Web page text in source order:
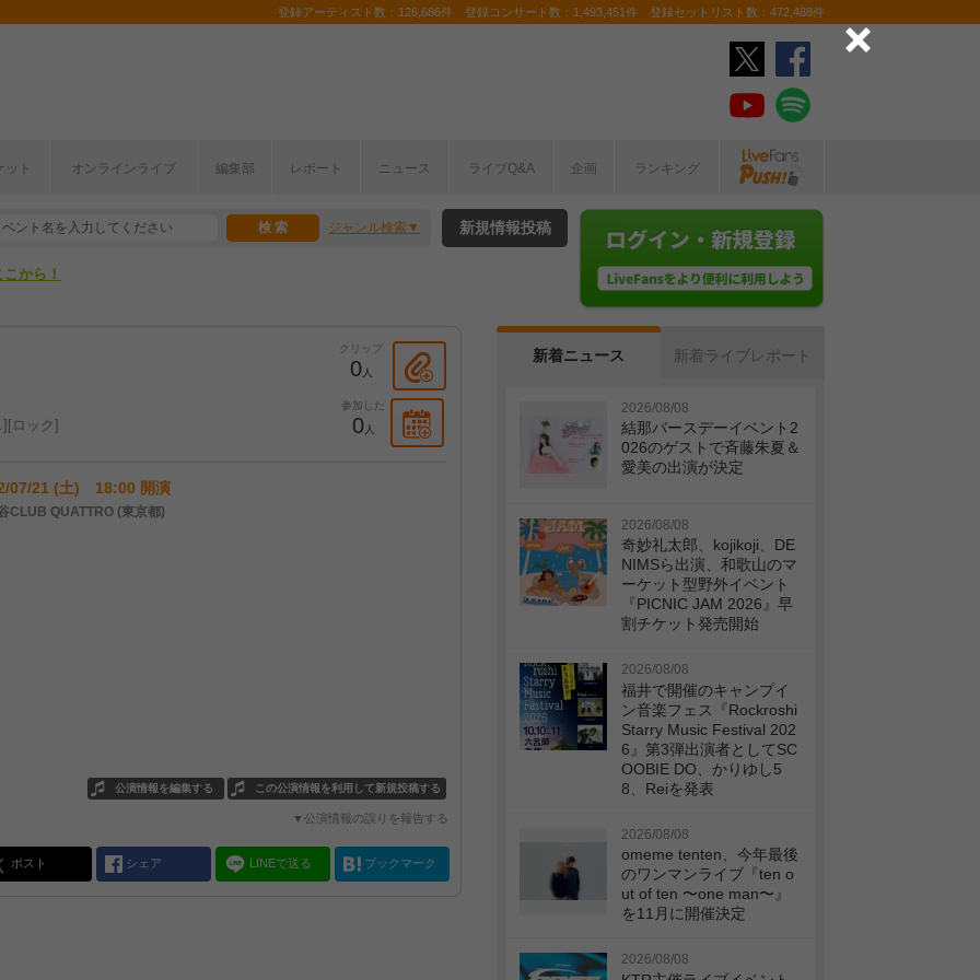
登録アーティスト数：126,686件 登録コンサート数：1,493,451件 登録セットリスト数：472,488件
ット オンラインライブ 編集部 レポート ニュース ライブQ&A 企画 ランキング
ジャンル検索
半期編発表！
から！
新規情報投稿
クリップ
0人
参加した
0人
ロック
07/21 (土) 18:00 開演
CLUB QUATTRO (東京都)
この公演情報を利用して新規投稿する
公演情報を編集する
▼公演情報の誤りを報告する
ポスト シェア LINEで送る ブックマーク
新着ニュース 新着ライブレポート
2026/08/08
結那バースデーイベント2
026のゲストで斉藤朱夏＆
愛美の出演が決定
2026/08/08
奇妙礼太郎、kojikoji、DE
NIMSら出演、和歌山のマ
ーケット型野外イベント
『PICNIC JAM 2026』早
割チケット発売開始
2026/08/08
福井で開催のキャンプイ
ン音楽フェス『Rockroshi
Starry Music Festival 202
6』第3弾出演者としてSC
OOBIE DO、かりゆし5
8、Reiを発表
2026/08/08
omeme tenten、今年最後
のワンマンライブ『ten o
ut of ten 〜one man〜』
を11月に開催決定
2026/08/08